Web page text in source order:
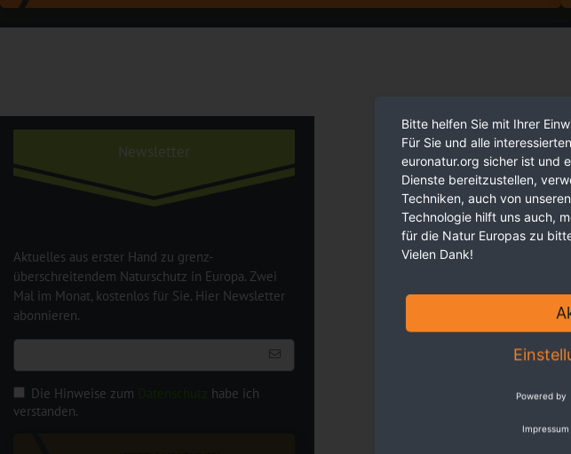
Newsletter
Aktuelles aus erster Hand zu grenz-
überschreitendem Naturschutz in Europa. Zwei
Mal im Monat, kostenlos für Sie. Hier Newsletter
abonnieren.
Die Hinweise zum
habe ich
verstanden.
Bitte helfen Sie mit Ihrer
Für Sie und alle
euronatur.org sicher ist und
Dienste bereitzustellen,
Techniken, auch von
Technologie hilft uns auch,
für die Natur Europas zu
Vielen Dank!
Powered by
Impressum